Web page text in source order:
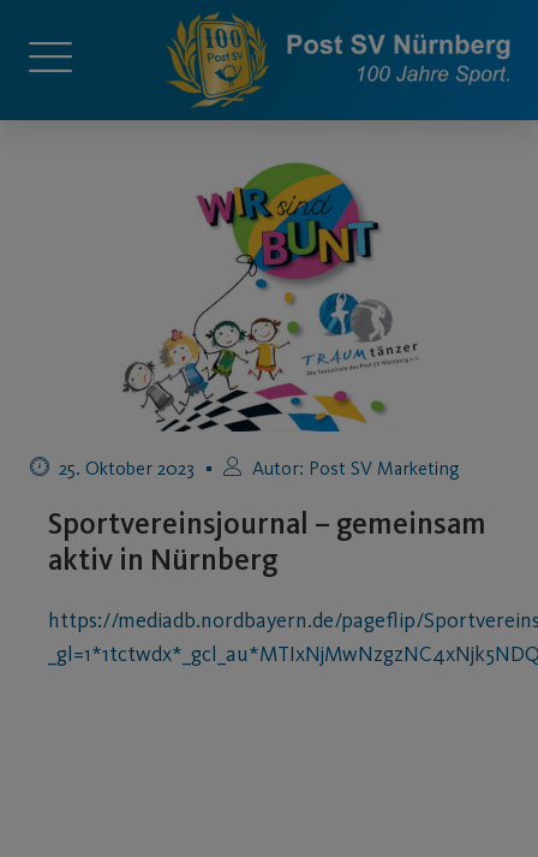
25. Oktober 2023 Autor: Post SV Marketing
Sportvereinsjournal – gemeinsam
aktiv in Nürnberg
https://mediadb.nordbayern.de/pageflip/